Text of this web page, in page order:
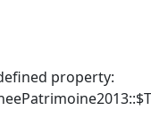
property: